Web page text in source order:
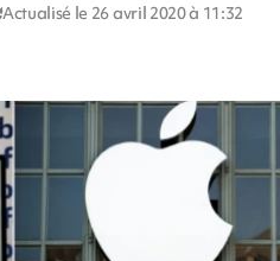
Actualisé le 26 avril 2020 à 11:32